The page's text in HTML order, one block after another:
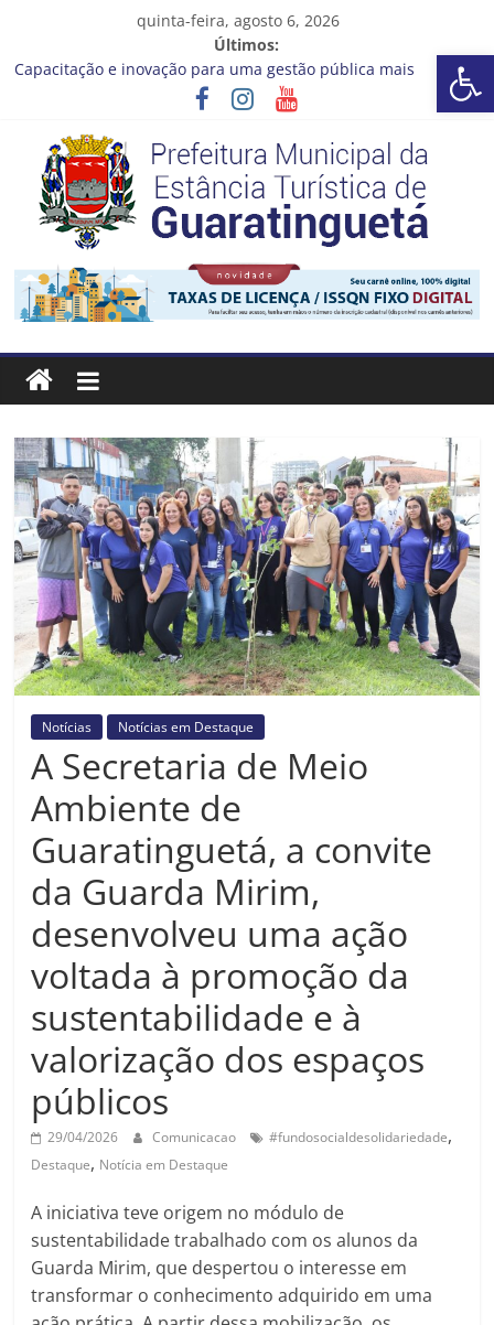
Barra de Ferramentas Aberta
quinta-feira, agosto 6, 2026
Últimos:
Capacitação e inovação para uma gestão pública mais
Seu próximo emprego pode estar mais perto do que você
imagina
Novo curso no Qualifica Guará
Prefeitura de Guaratinguetá divulga novo cronograma dos
editais da PNAB
Guaratinguetá realizará ação de vacinação contra a Febre
Amarela na região da Rocinha
Prefeitura
Estância
Turística
Guaratinguetá
Prefeitura
Estância
Turística
Guaratinguetá
Notícias Notícias em Destaque
A Secretaria de Meio
Ambiente de
Guaratinguetá, a convite
da Guarda Mirim,
desenvolveu uma ação
voltada à promoção da
sustentabilidade e à
valorização dos espaços
públicos
29/04/2026 Comunicacao #fundosocialdesolidariedade,
Destaque, Notícia em Destaque
A iniciativa teve origem no módulo de
sustentabilidade trabalhado com os alunos da
Guarda Mirim, que despertou o interesse em
transformar o conhecimento adquirido em uma